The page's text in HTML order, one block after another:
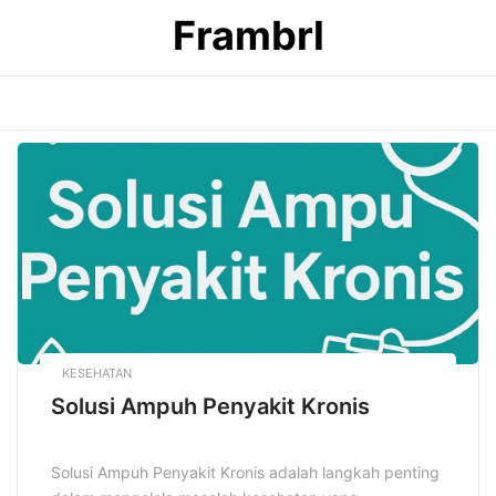
Frambrl
KESEHATAN
Solusi Ampuh Penyakit Kronis
Solusi Ampuh Penyakit Kronis adalah langkah penting